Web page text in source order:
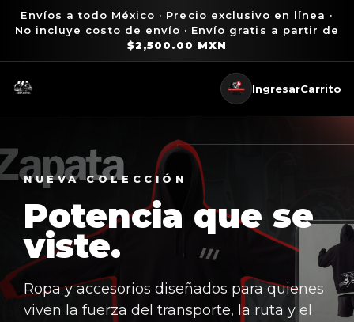
Envíos a todo México · Precio exclusivo en línea ·
No incluye costo de envío · Envío gratis a partir de
$2,500.00 MXN
IngresarCarrito
NUEVA COLECCIÓN
Potencia que se
viste.
Ropa y accesorios diseñados para quienes
viven la fuerza del transporte, la ruta y el